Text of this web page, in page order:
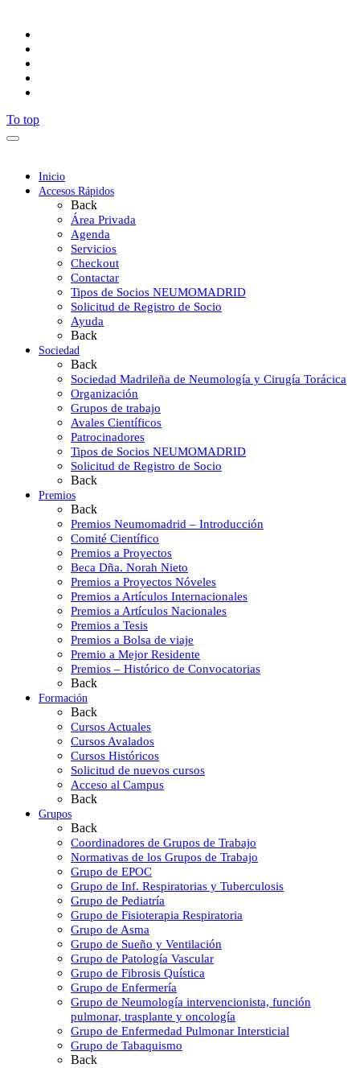
To top
Inicio
Accesos Rápidos
Back
Área Privada
Agenda
Servicios
Checkout
Contactar
Tipos de Socios NEUMOMADRID
Solicitud de Registro de Socio
Ayuda
Back
Sociedad
Back
Sociedad Madrileña de Neumología y Cirugía Torácica
Organización
Grupos de trabajo
Avales Científicos
Patrocinadores
Tipos de Socios NEUMOMADRID
Solicitud de Registro de Socio
Back
Premios
Back
Premios Neumomadrid – Introducción
Comité Científico
Premios a Proyectos
Beca Dña. Norah Nieto
Premios a Proyectos Nóveles
Premios a Artículos Internacionales
Premios a Artículos Nacionales
Premios a Tesis
Premios a Bolsa de viaje
Premio a Mejor Residente
Premios – Histórico de Convocatorias
Back
Formación
Back
Cursos Actuales
Cursos Avalados
Cursos Históricos
Solicitud de nuevos cursos
Acceso al Campus
Back
Grupos
Back
Coordinadores de Grupos de Trabajo
Normativas de los Grupos de Trabajo
Grupo de EPOC
Grupo de Inf. Respiratorias y Tuberculosis
Grupo de Pediatría
Grupo de Fisioterapia Respiratoria
Grupo de Asma
Grupo de Sueño y Ventilación
Grupo de Patología Vascular
Grupo de Fibrosis Quística
Grupo de Enfermería
Grupo de Neumología intervencionista, función
pulmonar, trasplante y oncología
Grupo de Enfermedad Pulmonar Intersticial
Grupo de Tabaquismo
Back